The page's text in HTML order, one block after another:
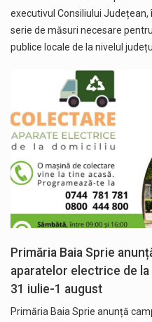
executivul Consiliului Județean,
serie de măsuri necesare
publice locale de la nivelul
Primăria Baia Sprie
aparatelor electrice de
31 iulie-1 august
Primăria Baia Sprie anunță